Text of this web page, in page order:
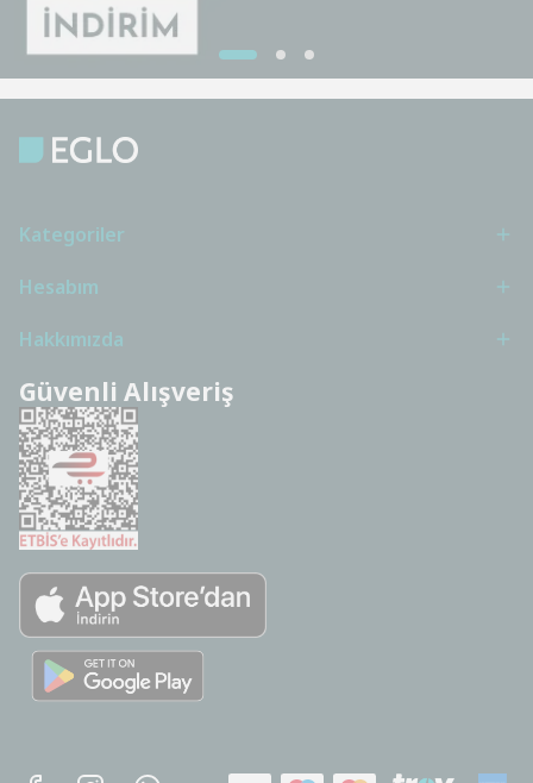
Kategoriler
Hesabım
Hakkımızda
Güvenli Alışveriş